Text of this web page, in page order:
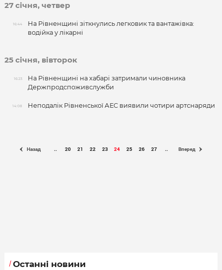
27 січня, четвер
16:44
На Рівненщині зіткнулись легковик та вантажівка:
водійка у лікарні
25 січня, вівторок
16:23
На Рівненщині на хабарі затримали чиновника
Держпродспоживслужби
14:08 Неподалік Рівненської АЕС виявили чотири артснаряди
Назад .. 20 21 22 23 24 25 26 27 .. Вперед
Останні новини